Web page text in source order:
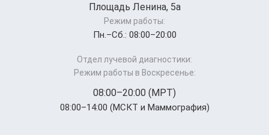
Площадь Ленина, 5а
Режим работы:
Пн.–Cб.: 08:00–20:00
Отдел лучевой диагностики:
Режим работы в Воскресенье:
08:00–20:00 (МРТ)
08:00–14:00 (МСКТ и Маммография)